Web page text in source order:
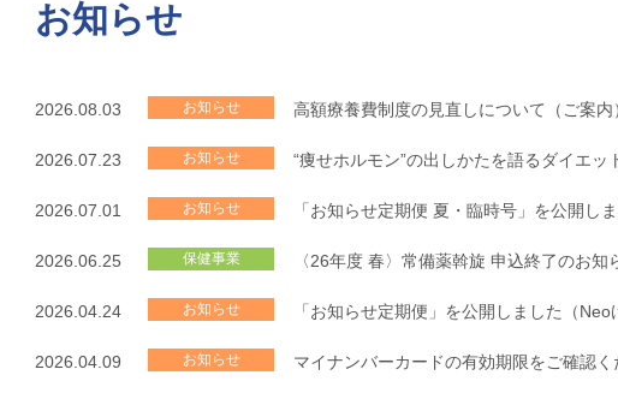
お知らせ
2026.08.03 お知らせ 高額療養費制度の見直しについて（ご案内
2026.07.23 お知らせ “痩せホルモン”の出しかたを語るダイエ
2026.07.01 お知らせ 「お知らせ定期便 夏・臨時号」を公開し
2026.06.25 保健事業 〈26年度 春〉常備薬斡旋 申込終了のお知
2026.04.24 お知らせ 「お知らせ定期便」を公開しました（
2026.04.09 お知らせ マイナンバーカードの有効期限をご確認く